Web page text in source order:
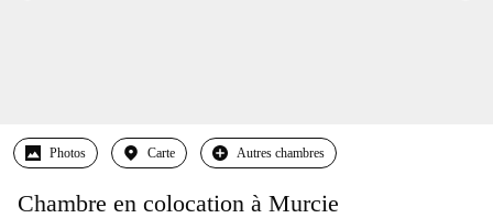
Photos Carte Autres chambres
Chambre en colocation à Murcie